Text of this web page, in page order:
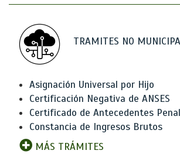
TRAMITES NO
Asignación Universal por Hijo
Certificación Negativa de ANSES
Certificado de Antecedentes
Constancia de Ingresos Brutos
MÁS TRÁMITES